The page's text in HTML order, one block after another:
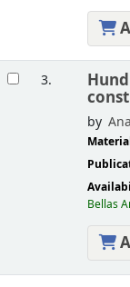
3.
by
Bellas